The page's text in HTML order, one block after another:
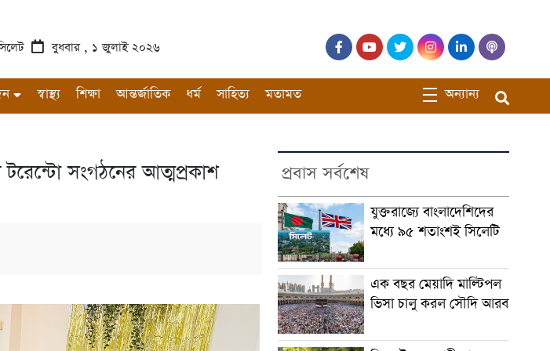
বুধবার , ১ জুলাই ২০২৬
স্বাস্থ্য শিক্ষা আন্তর্জাতিক ধর্ম সাহিত্য মতামত অন্যান্য
সংগঠনের আত্মপ্রকাশ
প্রবাস সর্বশেষ
যুক্তরাজ্যে বাংলাদেশিদের
মধ্যে ৯৫ শতাংশই সিলেটি
এক বছর মেয়াদি মাল্টিপল
ভিসা চালু করল সৌদি আরব